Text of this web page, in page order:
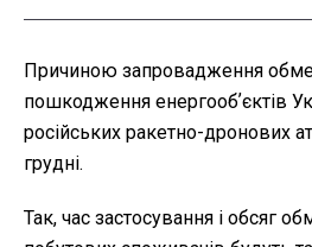
Причиною запровадження
пошкодження енергообʼєктів
російських ракетно-дронових
грудні.
Так, час застосування і обсяг